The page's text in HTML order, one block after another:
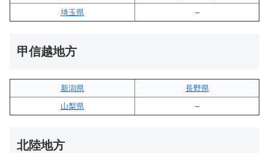
埼玉県
–
甲信越地方
新潟県
長野県
山梨県
–
北陸地方